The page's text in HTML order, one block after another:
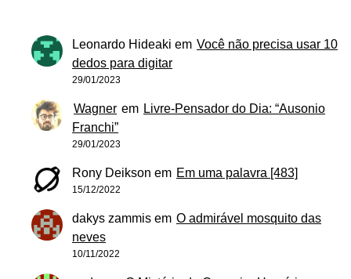
Leonardo Hideaki em Você não precisa usar 10
dedos para digitar
29/01/2023
Wagner em Livre-Pensador do Dia: “Ausonio
Franchi”
29/01/2023
Rony Deikson em Em uma palavra [483]
15/12/2022
dakys zammis em O admirável mosquito das
neves
10/11/2022